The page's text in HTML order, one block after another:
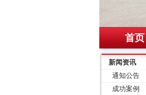
首页
新闻资讯
通知公告
成功案例